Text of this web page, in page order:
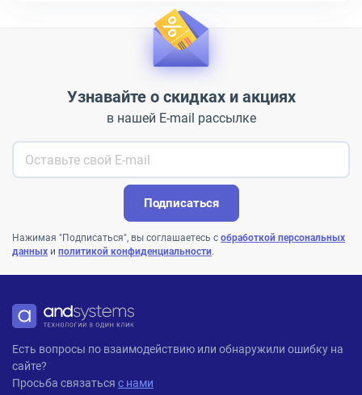
Узнавайте о скидках и акциях
в нашей E-mail рассылке
Подписаться
Нажимая "Подписаться", вы соглашаетесь с обработкой персональных
данных и политикой конфиденциальности.
ANDPRO
Есть вопросы по взаимодействию или обнаружили ошибку на
сайте?
Просьба связаться с нами